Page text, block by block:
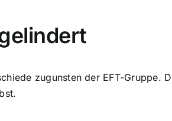
zugunsten der EFT-Gruppe.